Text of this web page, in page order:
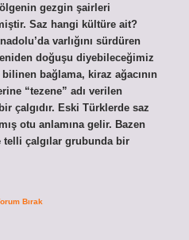
gezgin şairleri
Saz hangi kültüre ait?
varlığını sürdüren
doğuşu diyebileceğimiz
bağlama, kiraz ağacının
“tezene” adı verilen
çalgıdır. Eski Türklerde saz
otu anlamına gelir. Bazen
telli çalgılar grubunda bir
Bırak